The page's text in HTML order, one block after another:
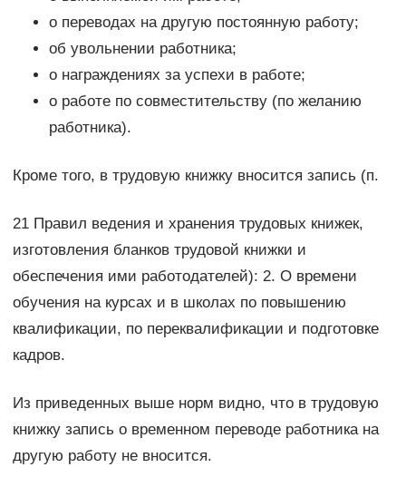
о переводах на другую постоянную работу;
об увольнении работника;
о награждениях за успехи в работе;
о работе по совместительству (по желанию
работника).
Кроме того, в трудовую книжку вносится запись (п.
21 Правил ведения и хранения трудовых книжек,
изготовления бланков трудовой книжки и
обеспечения ими работодателей): 2. О времени
обучения на курсах и в школах по повышению
квалификации, по переквалификации и подготовке
кадров.
Из приведенных выше норм видно, что в трудовую
книжку запись о временном переводе работника на
другую работу не вносится.